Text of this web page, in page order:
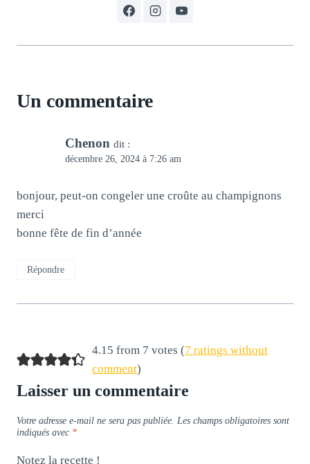
Un commentaire
Chenon dit :
décembre 26, 2024 à 7:26 am
bonjour, peut-on congeler une croûte au champignons
merci
bonne fête de fin d’année
Répondre
4.15 from 7 votes (7 ratings without
comment)
Laisser un commentaire
Votre adresse e-mail ne sera pas publiée. Les champs obligatoires sont
indiqués avec *
Notez la recette !